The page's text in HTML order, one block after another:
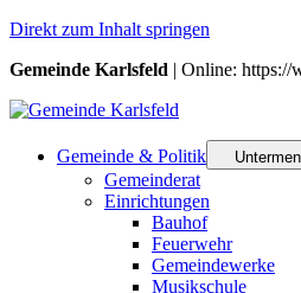
Direkt zum Inhalt springen
Gemeinde Karlsfeld | Online: https://
Gemeinde & Politik
Gemeinderat
Einrichtungen
Bauhof
Feuerwehr
Gemeindewerke
Musikschule